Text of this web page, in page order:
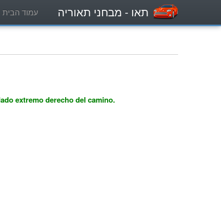
תאו - מבחני תאוריה עמוד הבית
extremo derecho del camino.